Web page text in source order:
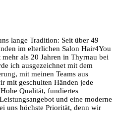
lange Tradition: Seit über 49
im elterlichen Salon Hair4You
als 20 Jahren in Thyrnau bei
ich ausgezeichnet mit dem
mit meinen Teams aus
mit geschulten Händen jede
Qualität, fundiertes
und eine moderne
uns höchste Priorität, denn wir